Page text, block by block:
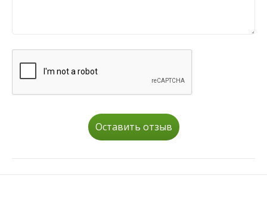
Оставить отзыв